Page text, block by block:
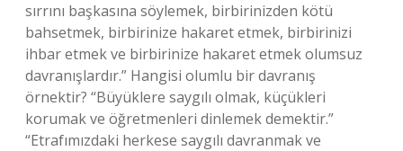
sırrını başkasına söylemek, birbirinizden kötü
bahsetmek, birbirinize hakaret etmek, birbirinizi
ihbar etmek ve birbirinize hakaret etmek olumsuz
davranışlardır.” Hangisi olumlu bir davranış
örnektir? “Büyüklere saygılı olmak, küçükleri
korumak ve öğretmenleri dinlemek demektir.”
“Etrafımızdaki herkese saygılı davranmak ve